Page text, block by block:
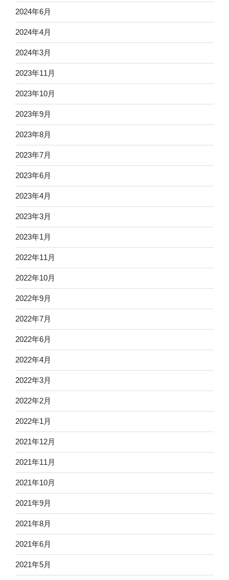
2024年6月
2024年4月
2024年3月
2023年11月
2023年10月
2023年9月
2023年8月
2023年7月
2023年6月
2023年4月
2023年3月
2023年1月
2022年11月
2022年10月
2022年9月
2022年7月
2022年6月
2022年4月
2022年3月
2022年2月
2022年1月
2021年12月
2021年11月
2021年10月
2021年9月
2021年8月
2021年6月
2021年5月